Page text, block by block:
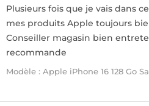
Plusieurs fois que je vais dans
mes produits Apple toujours
Conseiller magasin bien
recommande
Modèle : Apple iPhone 16 128 Go